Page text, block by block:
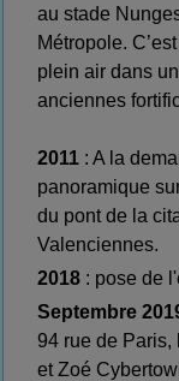
au stade
Métropole.
plein air dans
anciennes
2011 : A la
panoramique
du pont de la
Valenciennes.
2018 : pose de
Septembre
94 rue de
et Zoé